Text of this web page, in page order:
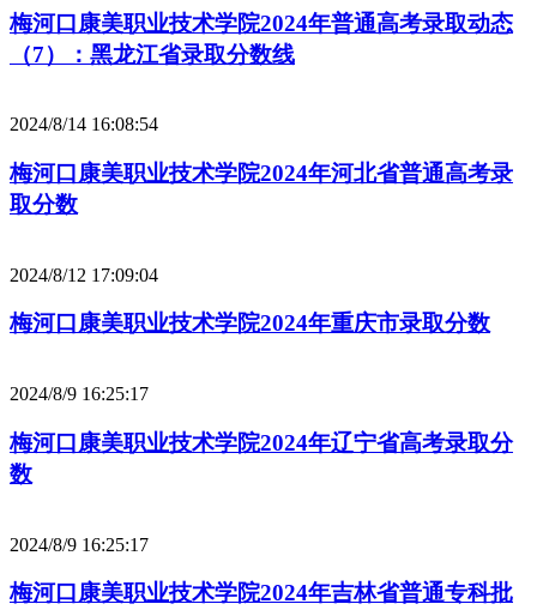
梅河口康美职业技术学院2024年普通高考录取动态
（7）：黑龙江省录取分数线
2024/8/14 16:08:54
梅河口康美职业技术学院2024年河北省普通高考录
取分数
2024/8/12 17:09:04
梅河口康美职业技术学院2024年重庆市录取分数
2024/8/9 16:25:17
梅河口康美职业技术学院2024年辽宁省高考录取分
数
2024/8/9 16:25:17
梅河口康美职业技术学院2024年吉林省普通专科批